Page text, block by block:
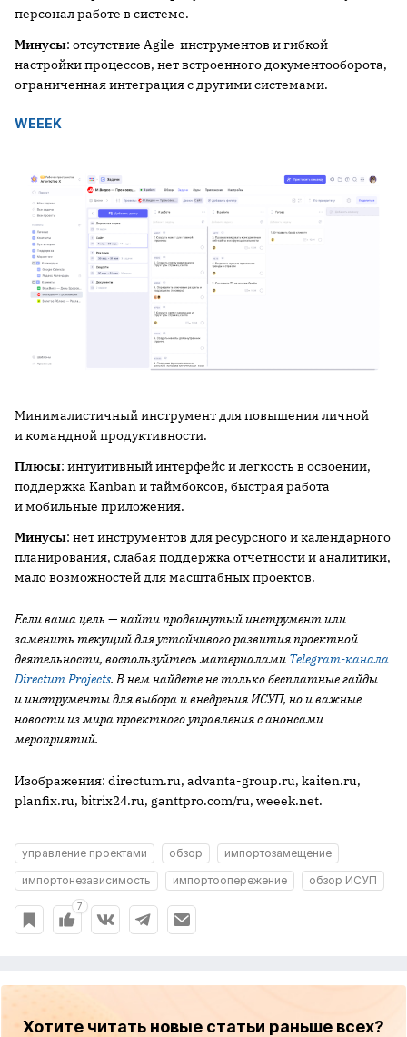
персонал работе в системе.
Минусы: отсутствие Agile-инструментов и гибкой
настройки процессов, нет встроенного документооборота,
ограниченная интеграция с другими системами.
WEEEK
Минималистичный инструмент для повышения личной
и командной продуктивности.
Плюсы: интуитивный интерфейс и легкость в освоении,
поддержка Kanban и таймбоксов, быстрая работа
и мобильные приложения.
Минусы: нет инструментов для ресурсного и календарного
планирования, слабая поддержка отчетности и аналитики,
мало возможностей для масштабных проектов.
Если ваша цель — найти продвинутый инструмент или
заменить текущий для устойчивого развития проектной
деятельности, воспользуйтесь материалами Telegram-канала
Directum Projects. В нем найдете не только бесплатные гайды
и инструменты для выбора и внедрения ИСУП, но и важные
новости из мира проектного управления с анонсами
мероприятий.
Изображения: directum.ru, advanta-group.ru, kaiten.ru,
planfix.ru, bitrix24.ru, ganttpro.com/ru, weeek.net.
управление проектами обзор
импортозамещение
импортонезависимость
импортоопережение обзор ИСУП
7
Хотите читать новые статьи раньше всех?